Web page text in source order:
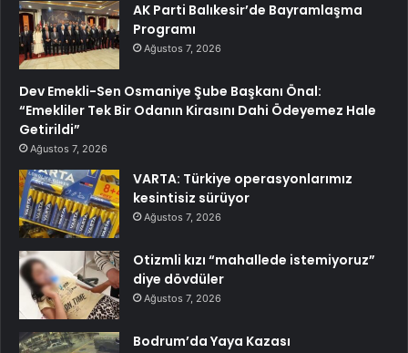
AK Parti Balıkesir’de Bayramlaşma
Programı
Ağustos 7, 2026
Dev Emekli-Sen Osmaniye Şube Başkanı Önal:
“Emekliler Tek Bir Odanın Kirasını Dahi Ödeyemez Hale
Getirildi”
Ağustos 7, 2026
VARTA: Türkiye operasyonlarımız
kesintisiz sürüyor
Ağustos 7, 2026
Otizmli kızı “mahallede istemiyoruz”
diye dövdüler
Ağustos 7, 2026
Bodrum’da Yaya Kazası